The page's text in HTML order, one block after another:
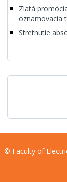
Zlatá
oznamovacia
Stretnutie
© Faculty of